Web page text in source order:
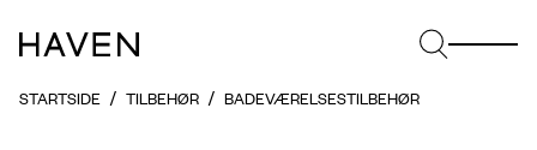
STARTSIDE TILBEHØR BADEVÆRELSESTILBEHØR